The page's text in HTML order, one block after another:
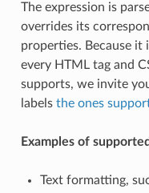
The expression is
overrides its
properties. Because it
every HTML tag and
supports, we invite
labels the ones
Examples of
Text formatting,